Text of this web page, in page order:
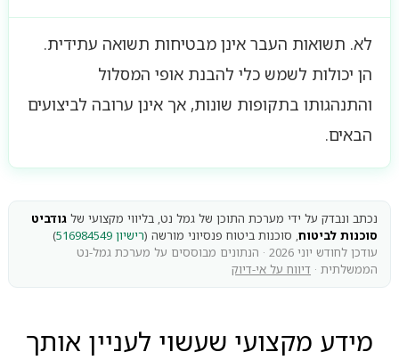
לא. תשואות העבר אינן מבטיחות תשואה עתידית.
הן יכולות לשמש כלי להבנת אופי המסלול
והתנהגותו בתקופות שונות, אך אינן ערובה לביצועים
הבאים.
נכתב ונבדק על ידי מערכת התוכן של גמל נט, בליווי מקצועי של גודביט
סוכנות לביטוח, סוכנות ביטוח פנסיוני מורשה (רישיון 516984549
)
עודכן לחודש יוני 2026 · הנתונים מבוססים על מערכת גמל-נט
הממשלתית · דיווח על אי-דיוק
מידע מקצועי שעשוי לעניין אותך